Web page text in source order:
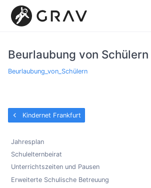
Beurlaubung von Schülern
Beurlaubung_von_Schülern
Kindernet Frankfurt
Jahresplan
Schulelternbeirat
Unterrichtszeiten und Pausen
Erweiterte Schulische Betreuung